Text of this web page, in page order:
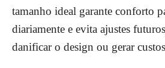
tamanho ideal garante conforto
diariamente e evita ajustes
danificar o design ou gerar